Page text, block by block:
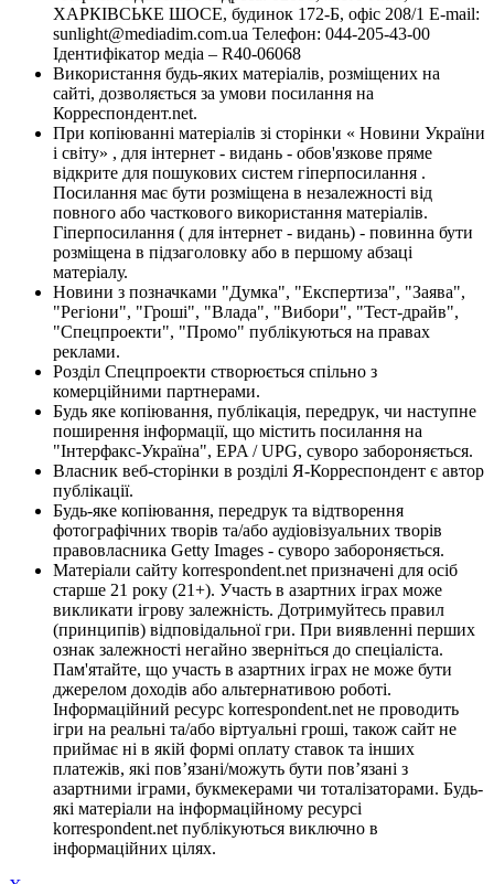
ХАРКІВСЬКЕ ШОСЕ, будинок 172-Б, офіс 208/1 E-mail:
sunlight@mediadim.com.ua Телефон: 044-205-43-00
Ідентифікатор медіа – R40-06068
Використання будь-яких матеріалів, розміщених на
сайті, дозволяється за умови посилання на
Корреспондент.net.
При копіюванні матеріалів зі сторінки « Новини України
і світу» , для інтернет - видань - обов'язкове пряме
відкрите для пошукових систем гіперпосилання .
Посилання має бути розміщена в незалежності від
повного або часткового використання матеріалів.
Гіперпосилання ( для інтернет - видань) - повинна бути
розміщена в підзаголовку або в першому абзаці
матеріалу.
Новини з позначками "Думка", "Експертиза", "Заява",
"Регіони", "Гроші", "Влада", "Вибори", "Тест-драйв",
"Спецпроекти", "Промо" публікуються на правах
реклами.
Розділ Спецпроекти створюється спільно з
комерційними партнерами.
Будь яке копіювання, публікація, передрук, чи наступне
поширення інформації, що містить посилання на
"Інтерфакс-Україна", EPA / UPG, суворо забороняється.
Власник веб-сторінки в розділі Я-Корреспондент є автор
публікації.
Будь-яке копіювання, передрук та відтворення
фотографічних творів та/або аудіовізуальних творів
правовласника Getty Images - суворо забороняється.
Матеріали сайту korrespondent.net призначені для осіб
старше 21 року (21+). Участь в азартних іграх може
викликати ігрову залежність. Дотримуйтесь правил
(принципів) відповідальної гри. При виявленні перших
ознак залежності негайно зверніться до спеціаліста.
Пам'ятайте, що участь в азартних іграх не може бути
джерелом доходів або альтернативою роботі.
Інформаційний ресурс korrespondent.net не проводить
ігри на реальні та/або віртуальні гроші, також сайт не
приймає ні в якій формі оплату ставок та інших
платежів, які пов’язані/можуть бути пов’язані з
азартними іграми, букмекерами чи тоталізаторами. Будь-
які матеріали на інформаційному ресурсі
korrespondent.net публікуються виключно в
інформаційних цілях.